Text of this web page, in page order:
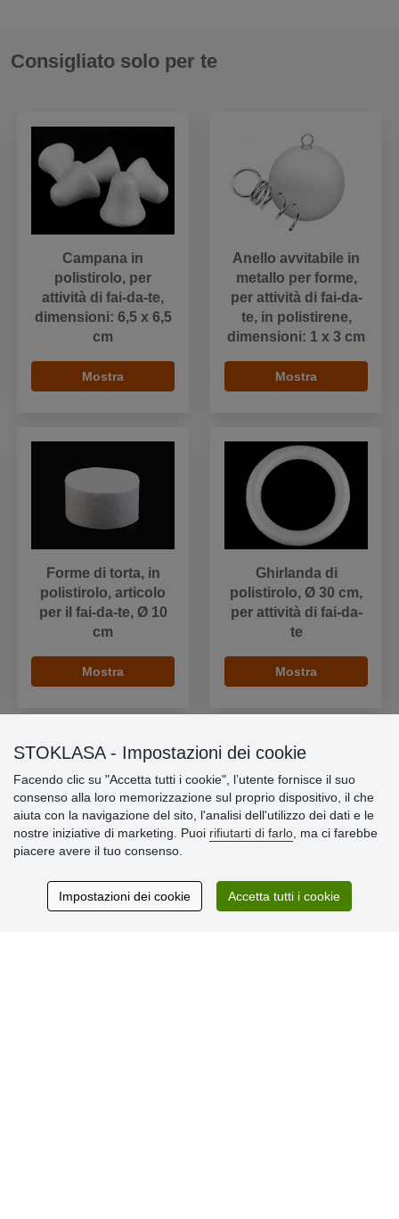
Consigliato solo per te
Campana in
polistirolo, per
attività di fai-da-te,
dimensioni: 6,5 x 6,5
cm
Mostra
Anello avvitabile in
metallo per forme,
per attività di fai-da-
te, in polistirene,
dimensioni: 1 x 3 cm
Mostra
Forme di torta, in
polistirolo, articolo
per il fai-da-te, Ø 10
cm
Mostra
Ghirlanda di
polistirolo, Ø 30 cm,
per attività di fai-da-
te
Mostra
Informazioni importanti
» Impostazioni dei cookie
» Termini & Condizioni
» Informativa sulla Privacy
» Garanzia e resi
» Programma fedeltà
STOKLASA - Impostazioni dei cookie
Facendo clic su "Accetta tutti i cookie", l’utente fornisce il suo
consenso alla loro memorizzazione sul proprio dispositivo, il che
aiuta con la navigazione del sito, l'analisi dell'utilizzo dei dati e le
nostre iniziative di marketing. Puoi rifiutarti di farlo , ma ci farebbe
piacere avere il tuo consenso.
Impostazioni dei cookie Accetta tutti i cookie